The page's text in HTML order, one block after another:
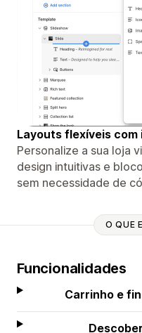
Layouts flexíveis
Personalize a sua loja
design intuitivas e
sem necessidade de
O QUE
Funcionalidades
Carrinho e